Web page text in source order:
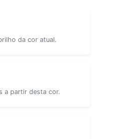
da cor atual.
a partir desta cor.